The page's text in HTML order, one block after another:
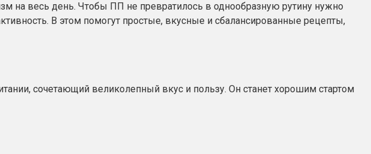
на весь день. Чтобы ПП не превратилось в однообразную рутину нужно
В этом помогут простые, вкусные и сбалансированные рецепты,
сочетающий великолепный вкус и пользу. Он станет хорошим стартом